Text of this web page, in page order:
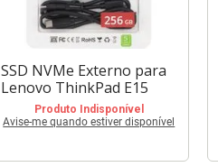
SSD NVMe Externo para
Lenovo ThinkPad E15
Produto Indisponível
Avise-me quando estiver disponível